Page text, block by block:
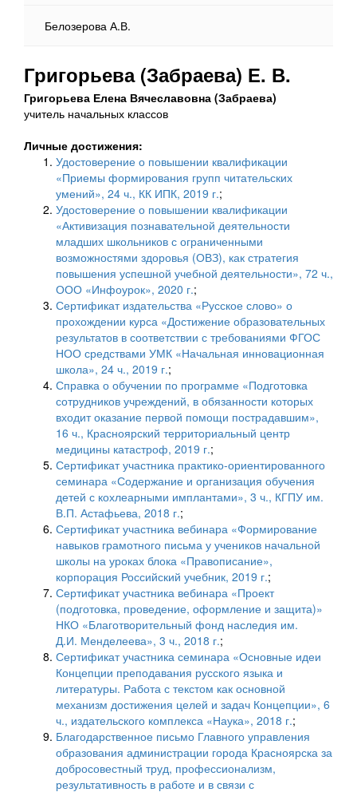
Белозерова А.В.
Григорьева (Забраева) Е. В.
Григорьева Елена Вячеславовна (Забраева)
учитель начальных классов
Личные достижения:
Удостоверение о повышении квалификации
«Приемы формирования групп читательских
умений», 24 ч., КК ИПК, 2019 г.;
Удостоверение о повышении квалификации
«Активизация познавательной деятельности
младших школьников с ограниченными
возможностями здоровья (ОВЗ), как стратегия
повышения успешной учебной деятельности», 72 ч.,
ООО «Инфоурок», 2020 г.;
Сертификат издательства «Русское слово» о
прохождении курса «Достижение образовательных
результатов в соответствии с требованиями ФГОС
НОО средствами УМК «Начальная инновационная
школа», 24 ч., 2019 г.;
Справка о обучении по программе «Подготовка
сотрудников учреждений, в обязанности которых
входит оказание первой помощи пострадавшим»,
16 ч., Красноярский территориальный центр
медицины катастроф, 2019 г.;
Сертификат участника практико-ориентированного
семинара «Содержание и организация обучения
детей с кохлеарными имплантами», 3 ч., КГПУ им.
В.П. Астафьева, 2018 г.;
Сертификат участника вебинара «Формирование
навыков грамотного письма у учеников начальной
школы на уроках блока «Правописание»,
корпорация Российский учебник, 2019 г.;
Сертификат участника вебинара «Проект
(подготовка, проведение, оформление и защита)»
НКО «Благотворительный фонд наследия им.
Д.И. Менделеева», 3 ч., 2018 г.;
Сертификат участника семинара «Основные идеи
Концепции преподавания русского языка и
литературы. Работа с текстом как основной
механизм достижения целей и задач Концепции», 6
ч., издательского комплекса «Наука», 2018 г.;
Благодарственное письмо Главного управления
образования администрации города Красноярска за
добросовестный труд, профессионализм,
результативность в работе и в связи с